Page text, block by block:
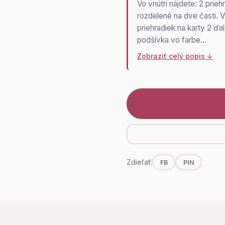
Vo vnútri nájdete: 2
rozdelené na dve časti.
priehradiek na karty 2
podšívka vo farbe…
Zobraziť celý popis ↓
Zdieľať: FB PIN